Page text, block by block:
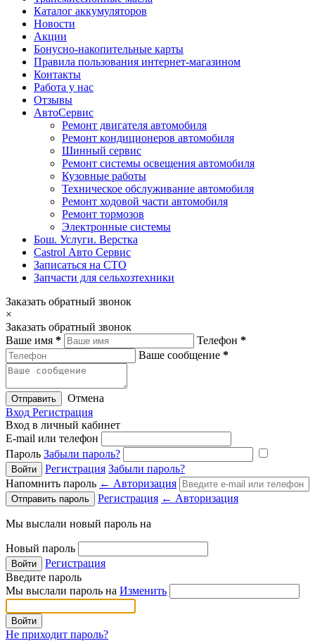
Каталог аккумуляторов
Новости
Акции
Бонусно-накопительные карты
Правила пользования интернет-магазином
Контакты
Работа у нас
Отзывы
АвтоСервис
Ремонт двигателя автомобиля
Ремонт кондиционеров автомобиля
Шинный сервис
Ремонт системы освещения автомобиля
Кузовные работы
Техническое обслуживание автомобиля
Ремонт ходовой части автомобиля
Ремонт тормозов
Электронные системы
Бош. Услуги. Верстка
Castrol Авто Сервис
Записаться на СТО
Запчасти для сельхозтехники
Заказать обратный звонок
×
Заказать обратный звонок
Ваше имя * Телефон *
Ваше сообщение *
Отправить
Отмена
Вход Регистрация
Вход в личный кабинет
E-mail или телефон
Пароль Забыли пароль?
Регистрация Забыли пароль?
Напомнить пароль ← Авторизация
Регистрация ← Авторизация
Мы выслали новый пароль на
Новый пароль
Регистрация
Введите пароль
Мы выслали пароль на Изменить
Не приходит пароль?